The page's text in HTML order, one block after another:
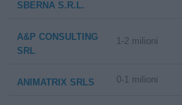
SBERNA S.R.L.
A&P CONSULTING
SRL
1-2 milioni
ANIMATRIX SRLS 0-1 milioni